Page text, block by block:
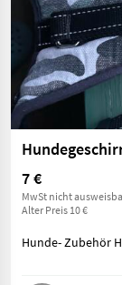
7 €
MwSt nicht
Alter Preis 10 €
Hunde- Zubehör